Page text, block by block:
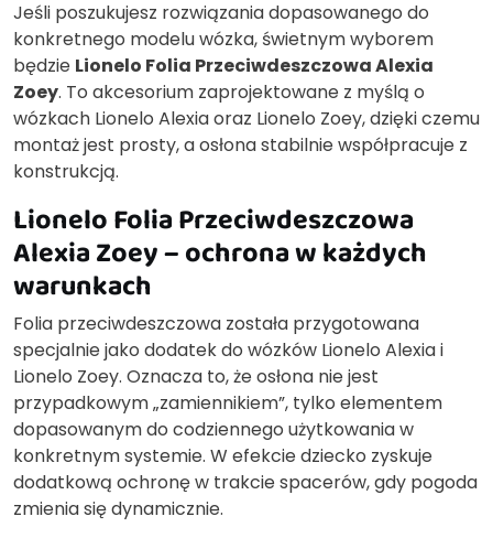
Jeśli poszukujesz rozwiązania dopasowanego do
konkretnego modelu wózka, świetnym wyborem
będzie Lionelo Folia Przeciwdeszczowa Alexia
Zoey. To akcesorium zaprojektowane z myślą o
wózkach Lionelo Alexia oraz Lionelo Zoey, dzięki czemu
montaż jest prosty, a osłona stabilnie współpracuje z
konstrukcją.
Lionelo Folia Przeciwdeszczowa
Alexia Zoey – ochrona w każdych
warunkach
Folia przeciwdeszczowa została przygotowana
specjalnie jako dodatek do wózków Lionelo Alexia i
Lionelo Zoey. Oznacza to, że osłona nie jest
przypadkowym „zamiennikiem”, tylko elementem
dopasowanym do codziennego użytkowania w
konkretnym systemie. W efekcie dziecko zyskuje
dodatkową ochronę w trakcie spacerów, gdy pogoda
zmienia się dynamicznie.